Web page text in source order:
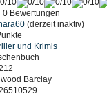
0 Bewertungen
(derzeit inaktiv)
und Krimis
Barclay